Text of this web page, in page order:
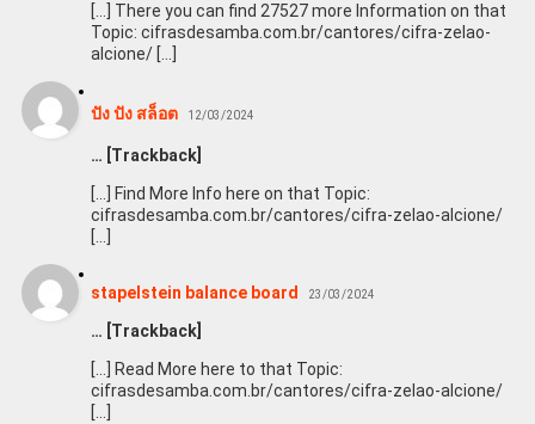
[…] There you can find 27527 more Information on that
Topic: cifrasdesamba.com.br/cantores/cifra-zelao-
alcione/ […]
ปัง ปัง สล็อต 12/03/2024
… [Trackback]
[…] Find More Info here on that Topic:
cifrasdesamba.com.br/cantores/cifra-zelao-alcione/
[…]
stapelstein balance board 23/03/2024
… [Trackback]
[…] Read More here to that Topic:
cifrasdesamba.com.br/cantores/cifra-zelao-alcione/
[…]